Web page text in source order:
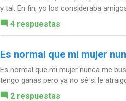
y tal. En fin, yo los consideraba
4 respuestas
Es normal que mi mujer
Es normal que mi mujer nunca me
tengo ganas pero ya no sé si le
2 respuestas